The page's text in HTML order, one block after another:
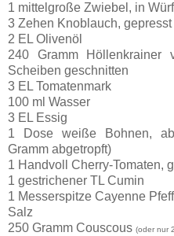
1 mittelgroße Zwiebel, in
3 Zehen Knoblauch, gepresst
2 EL Olivenöl
240 Gramm Höllenkrainer
Scheiben geschnitten
3 EL Tomatenmark
100 ml Wasser
3 EL Essig
1 Dose weiße Bohnen,
Gramm abgetropft)
1 Handvoll Cherry-Tomaten,
1 gestrichener TL Cumin
1 Messerspitze Cayenne
Salz
250 Gramm Couscous (oder nur